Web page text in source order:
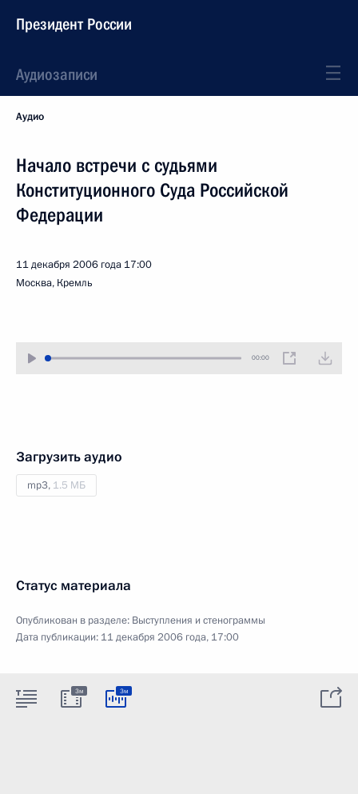
Президент России
Аудиозаписи
Аудио
Начало встречи с судьями
Конституционного Суда Российской
Федерации
11 декабря 2006 года 17:00
Москва, Кремль
00:00
Загрузить аудио
mp3, 1.5 МБ
Статус материала
Опубликован в разделе: Выступления и стенограммы
Дата публикации: 11 декабря 2006 года, 17:00
3м 3м